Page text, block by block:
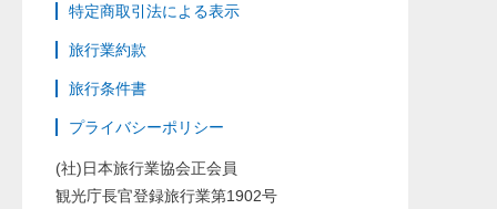
特定商取引法による表示
旅行業約款
旅行条件書
プライバシーポリシー
(社)日本旅行業協会正会員
観光庁長官登録旅行業第1902号